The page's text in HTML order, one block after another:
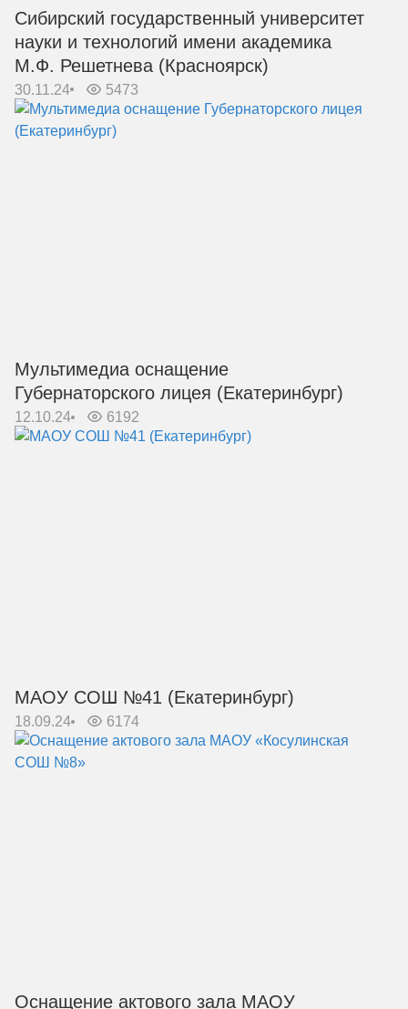
Сибирский государственный университет
науки и технологий имени академика
М.Ф. Решетнева (Красноярск)
30.11.24 5473
Мультимедиа оснащение
Губернаторского лицея (Екатеринбург)
12.10.24 6192
МАОУ СОШ №41 (Екатеринбург)
18.09.24 6174
Оснащение актового зала МАОУ